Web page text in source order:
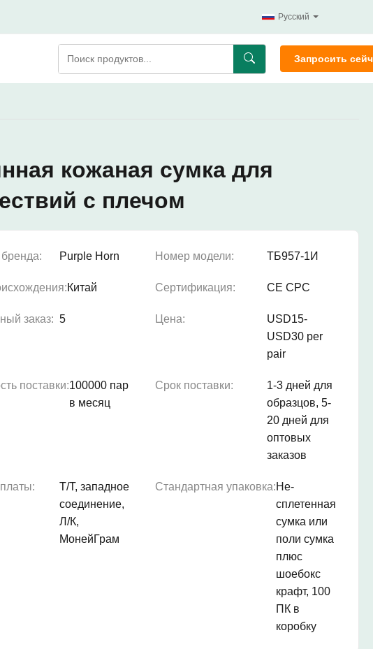
Русский
Запросить
кожаная сумка для
с плечом
Purple Horn Номер модели: ТБ957-1И
Китай Сертификация: CE CPC
заказ: 5 Цена:
USD15-
USD30 per
pair
поставки:100000 пар
в месяц
Срок поставки:
1-3 дней для
образцов, 5-
20 дней для
оптовых
заказов
Т/Т, западное
соединение,
Л/К,
МонейГрам
Стандартная упаковка:Не-
сплетенная
сумка или
поли сумка
плюс
шоебокс
крафт, 100
ПК в
коробку